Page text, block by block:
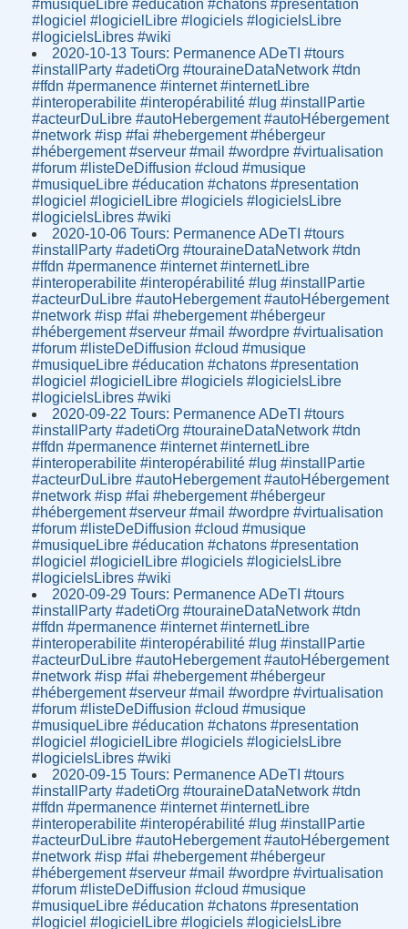
#musiqueLibre #éducation #chatons #presentation
#logiciel #logicielLibre #logiciels #logicielsLibre
#logicielsLibres #wiki
2020-10-13 Tours: Permanence ADeTI #tours
#installParty #adetiOrg #touraineDataNetwork #tdn
#ffdn #permanence #internet #internetLibre
#interoperabilite #interopérabilité #lug #installPartie
#acteurDuLibre #autoHebergement #autoHébergement
#network #isp #fai #hebergement #hébergeur
#hébergement #serveur #mail #wordpre #virtualisation
#forum #listeDeDiffusion #cloud #musique
#musiqueLibre #éducation #chatons #presentation
#logiciel #logicielLibre #logiciels #logicielsLibre
#logicielsLibres #wiki
2020-10-06 Tours: Permanence ADeTI #tours
#installParty #adetiOrg #touraineDataNetwork #tdn
#ffdn #permanence #internet #internetLibre
#interoperabilite #interopérabilité #lug #installPartie
#acteurDuLibre #autoHebergement #autoHébergement
#network #isp #fai #hebergement #hébergeur
#hébergement #serveur #mail #wordpre #virtualisation
#forum #listeDeDiffusion #cloud #musique
#musiqueLibre #éducation #chatons #presentation
#logiciel #logicielLibre #logiciels #logicielsLibre
#logicielsLibres #wiki
2020-09-22 Tours: Permanence ADeTI #tours
#installParty #adetiOrg #touraineDataNetwork #tdn
#ffdn #permanence #internet #internetLibre
#interoperabilite #interopérabilité #lug #installPartie
#acteurDuLibre #autoHebergement #autoHébergement
#network #isp #fai #hebergement #hébergeur
#hébergement #serveur #mail #wordpre #virtualisation
#forum #listeDeDiffusion #cloud #musique
#musiqueLibre #éducation #chatons #presentation
#logiciel #logicielLibre #logiciels #logicielsLibre
#logicielsLibres #wiki
2020-09-29 Tours: Permanence ADeTI #tours
#installParty #adetiOrg #touraineDataNetwork #tdn
#ffdn #permanence #internet #internetLibre
#interoperabilite #interopérabilité #lug #installPartie
#acteurDuLibre #autoHebergement #autoHébergement
#network #isp #fai #hebergement #hébergeur
#hébergement #serveur #mail #wordpre #virtualisation
#forum #listeDeDiffusion #cloud #musique
#musiqueLibre #éducation #chatons #presentation
#logiciel #logicielLibre #logiciels #logicielsLibre
#logicielsLibres #wiki
2020-09-15 Tours: Permanence ADeTI #tours
#installParty #adetiOrg #touraineDataNetwork #tdn
#ffdn #permanence #internet #internetLibre
#interoperabilite #interopérabilité #lug #installPartie
#acteurDuLibre #autoHebergement #autoHébergement
#network #isp #fai #hebergement #hébergeur
#hébergement #serveur #mail #wordpre #virtualisation
#forum #listeDeDiffusion #cloud #musique
#musiqueLibre #éducation #chatons #presentation
#logiciel #logicielLibre #logiciels #logicielsLibre